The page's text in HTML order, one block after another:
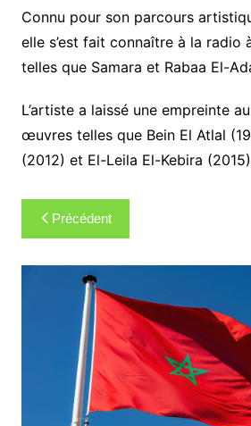
Connu pour son parcours
elle s’est fait connaître à la radio
telles que Samara et Rabaa El-
L’artiste a laissé une empreinte
œuvres telles que Bein El Atlal
(2012) et El-Leila El-Kebira
Navigation
de
l’article
Précédent